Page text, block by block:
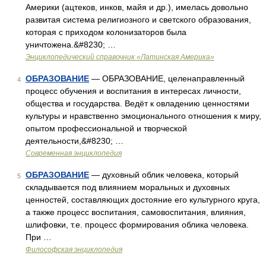
Америки (ацтеков, инков, майя и др.), имелась довольно
развитая система религиозного и светского образования,
которая с приходом колонизаторов была
уничтожена.&#8230; …
Энциклопедический справочник «Латинская Америка»
4 ОБРАЗОВАНИЕ — ОБРАЗОВАНИЕ, целенаправленный
процесс обучения и воспитания в интересах личности,
общества и государства. Ведёт к овладению ценностями
культуры и нравственно эмоционального отношения к миру,
опытом профессиональной и творческой
деятельности,&#8230; …
Современная энциклопедия
5 ОБРАЗОВАНИЕ — духовный облик человека, который
складывается под влиянием моральных и духовных
ценностей, составляющих достояние его культурного круга,
а также процесс воспитания, самовоспитания, влияния,
шлифовки, т.е. процесс формирования облика человека.
При …
Философская энциклопедия